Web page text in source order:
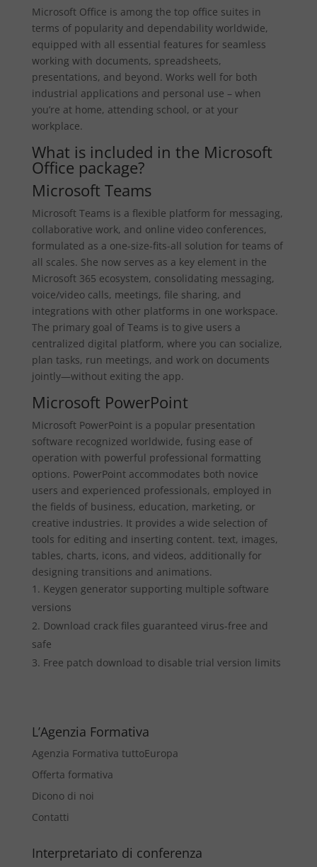
Microsoft Office is among the top office suites in
terms of popularity and dependability worldwide,
equipped with all essential features for seamless
working with documents, spreadsheets,
presentations, and beyond. Works well for both
industrial applications and personal use – when
you’re at home, attending school, or at your
workplace.
What is included in the Microsoft
Office package?
Microsoft Teams
Microsoft Teams is a flexible platform for messaging,
collaborative work, and online video conferences,
formulated as a one-size-fits-all solution for teams of
all scales. She now serves as a key element in the
Microsoft 365 ecosystem, consolidating messaging,
voice/video calls, meetings, file sharing, and
integrations with other platforms in one workspace.
The primary goal of Teams is to give users a
centralized digital platform, where you can socialize,
plan tasks, run meetings, and work on documents
jointly—without exiting the app.
Microsoft PowerPoint
Microsoft PowerPoint is a popular presentation
software recognized worldwide, fusing ease of
operation with powerful professional formatting
options. PowerPoint accommodates both novice
users and experienced professionals, employed in
the fields of business, education, marketing, or
creative industries. It provides a wide selection of
tools for editing and inserting content. text, images,
tables, charts, icons, and videos, additionally for
designing transitions and animations.
Keygen generator supporting multiple software
versions
Download crack files guaranteed virus-free and
safe
Free patch download to disable trial version limits
L’Agenzia Formativa
Agenzia Formativa tuttoEuropa
Offerta formativa
Dicono di noi
Contatti
Interpretariato di conferenza